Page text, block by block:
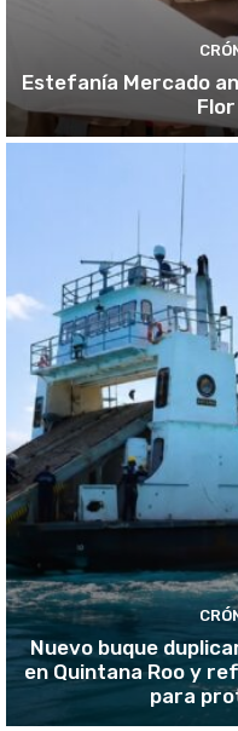
Estefanía Mercado
Nuevo buque
en Quintana Roo y
para